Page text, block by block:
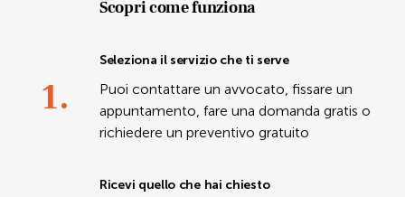
Scopri come funziona
1.
Seleziona il servizio che ti serve
Puoi contattare un avvocato, fissare un
appuntamento, fare una domanda gratis o
richiedere un preventivo gratuito
Ricevi quello che hai chiesto